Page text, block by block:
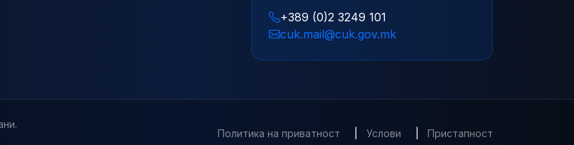
+389 (0)2 3249 101
cuk.mail@cuk.gov.mk
Политика на приватност Услови Пристапност